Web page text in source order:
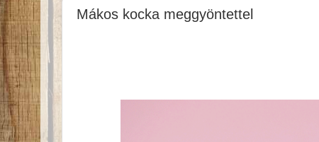
Mákos kocka meggyöntettel